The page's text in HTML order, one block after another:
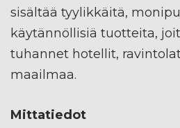
sisältää tyylikkäitä,
käytännöllisiä tuotteita,
tuhannet hotellit,
maailmaa.
Mittatiedot